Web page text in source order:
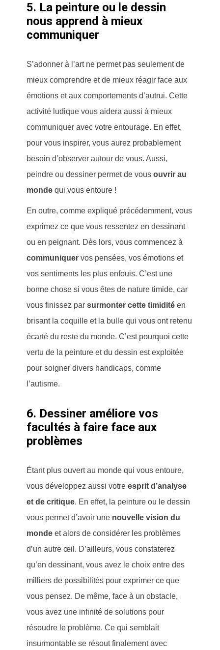
5. La peinture ou le dessin
nous apprend à mieux
communiquer
S’adonner à l’art ne permet pas seulement de
mieux comprendre et de mieux réagir face aux
émotions et aux comportements d’autrui. Cette
activité ludique vous aidera aussi à mieux
communiquer avec votre entourage. En effet,
pour vous inspirer, vous aurez probablement
besoin d’observer autour de vous. Aussi,
peindre ou dessiner permet de vous ouvrir au
monde qui vous entoure !
En outre, comme expliqué précédemment, vous
exprimez ce que vous ressentez en dessinant
ou en peignant. Dès lors, vous commencez à
communiquer vos pensées, vos émotions et
vos sentiments les plus enfouis. C’est une
bonne chose si vous êtes de nature timide, car
vous finissez par surmonter cette timidité en
brisant la coquille et la bulle qui vous ont retenu
écarté du reste du monde. C’est pourquoi cette
vertu de la peinture et du dessin est exploitée
pour soigner divers handicaps, comme
l’autisme.
6. Dessiner améliore vos
facultés à faire face aux
problèmes
Étant plus ouvert au monde qui vous entoure,
vous développez aussi votre esprit d’analyse
et de critique. En effet, la peinture ou le dessin
vous permet d’avoir une nouvelle vision du
monde et alors de considérer les problèmes
d’un autre œil. D’ailleurs, vous constaterez
qu’en dessinant, vous avez le choix entre des
milliers de possibilités pour exprimer ce que
vous pensez. De même, face à un obstacle,
vous avez une infinité de solutions pour
résoudre le problème. Ce qui semblait
insurmontable se résout finalement avec